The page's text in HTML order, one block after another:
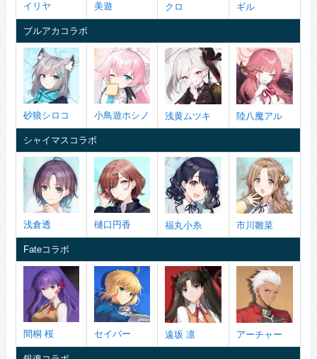
イリヤ 美遊 クロ ギル
ブルアカコラボ
砂狼シロコ 小鳥遊ホシノ 浅黄ムツキ 陸八魔アル
シャイマスコラボ
浅倉透 樋口円香 福丸小糸 市川雛菜
Fateコラボ
間桐 桜 セイバー 遠坂 凛 アーチャー